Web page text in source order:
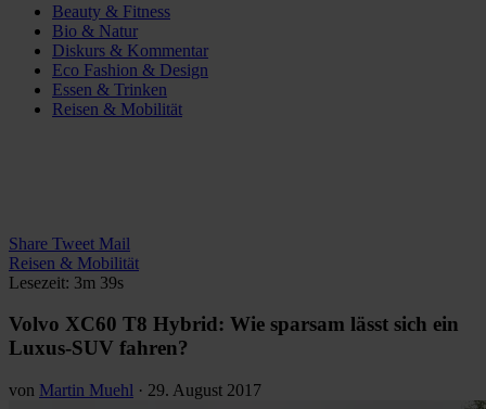
Beauty & Fitness
Bio & Natur
Diskurs & Kommentar
Eco Fashion & Design
Essen & Trinken
Reisen & Mobilität
Share Tweet Mail
Reisen & Mobilität
Lesezeit: 3m 39s
Volvo XC60 T8 Hybrid: Wie sparsam lässt sich ein
Luxus-SUV fahren?
von Martin Muehl · 29. August 2017